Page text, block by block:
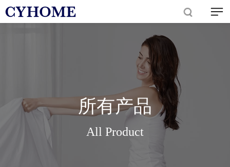
所有产品
All Product